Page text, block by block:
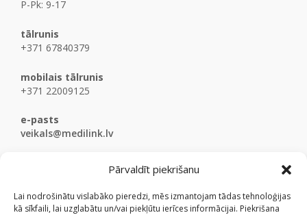
Pārvaldīt piekrišanu
Lai nodrošinātu vislabāko pieredzi, mēs izmantojam tādas tehnoloģijas
kā sīkfaili, lai uzglabātu un/vai piekļūtu ierīces informācijai. Piekrišana
P-Pk: 9-17
tālrunis
+371 67840379
mobilais tālrunis
+371 22009125
e-pasts
veikals@medilink.lv